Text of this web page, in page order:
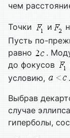
чем
Точки и
Пусть по-
равно
.
до фокусов
условию,
.
Выбрав
случае
гиперболы,